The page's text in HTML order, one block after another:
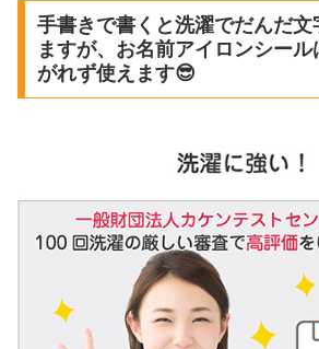
手書きで書くと洗濯でだんだ文
ますが、お名前アイロンシール
がれず使えます😎